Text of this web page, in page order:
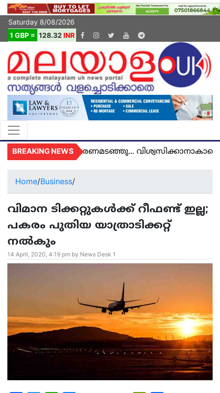
Saturday 8/08/2026
1 GBP = 128.32 INR
BREAKING NEWSമരണമടഞ്ഞു... വിശ്വസിക്കാനാകാതെ
Home/Business/
വിമാന ടിക്കറ്റുകള്‍ക്ക് റീഫണ്ട് ഇല്ല;
പകരം പുതിയ യാത്രാടിക്കറ്റ്
നല്‍കും
14 April, 2020, 4:19 pm by News Desk 1